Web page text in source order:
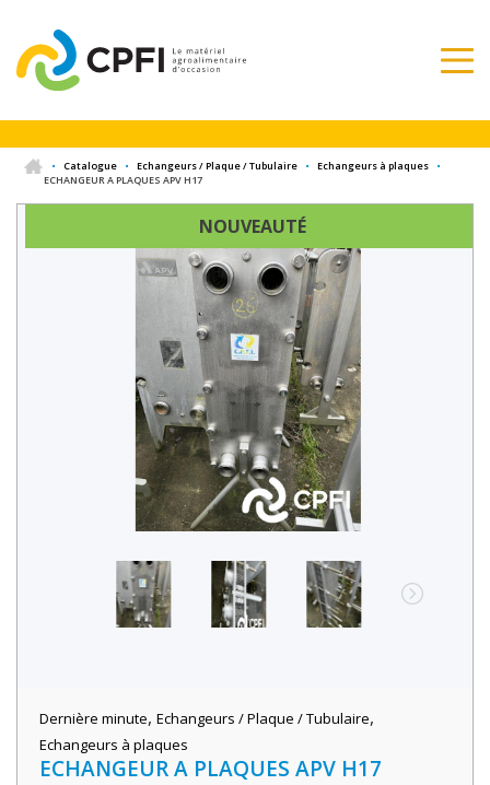
• Catalogue • Echangeurs / Plaque / Tubulaire • Echangeurs à plaques
•
ECHANGEUR A PLAQUES APV H17
NOUVEAUTÉ
Dernière minute, Echangeurs / Plaque / Tubulaire,
Echangeurs à plaques
ECHANGEUR A PLAQUES APV H17